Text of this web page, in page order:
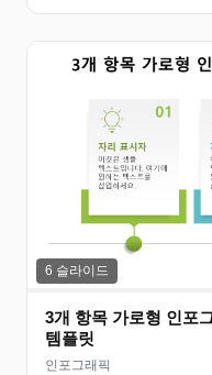
6 슬라이드
3개 항목 가로형 인포
템플릿
인포그래픽